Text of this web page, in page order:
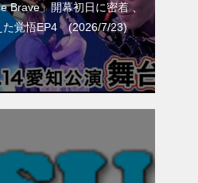
Brave」開幕初日に密着 、
た覚悟EP4 (2026/7/23)